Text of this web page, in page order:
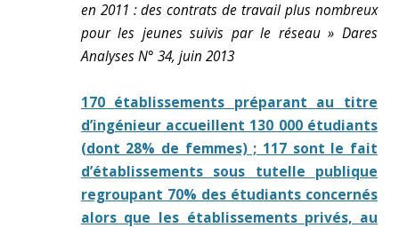
en 2011 : des contrats de travail plus nombreux
pour les jeunes suivis par le réseau » Dares
Analyses N° 34, juin 2013
170 établissements préparant au titre
d’ingénieur accueillent 130 000 étudiants
(dont 28% de femmes) ; 117 sont le fait
d’établissements sous tutelle publique
regroupant 70% des étudiants concernés
alors que les établissements privés, au